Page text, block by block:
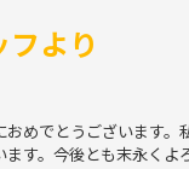
より
おめでとうございます
す。今後とも末永くよ